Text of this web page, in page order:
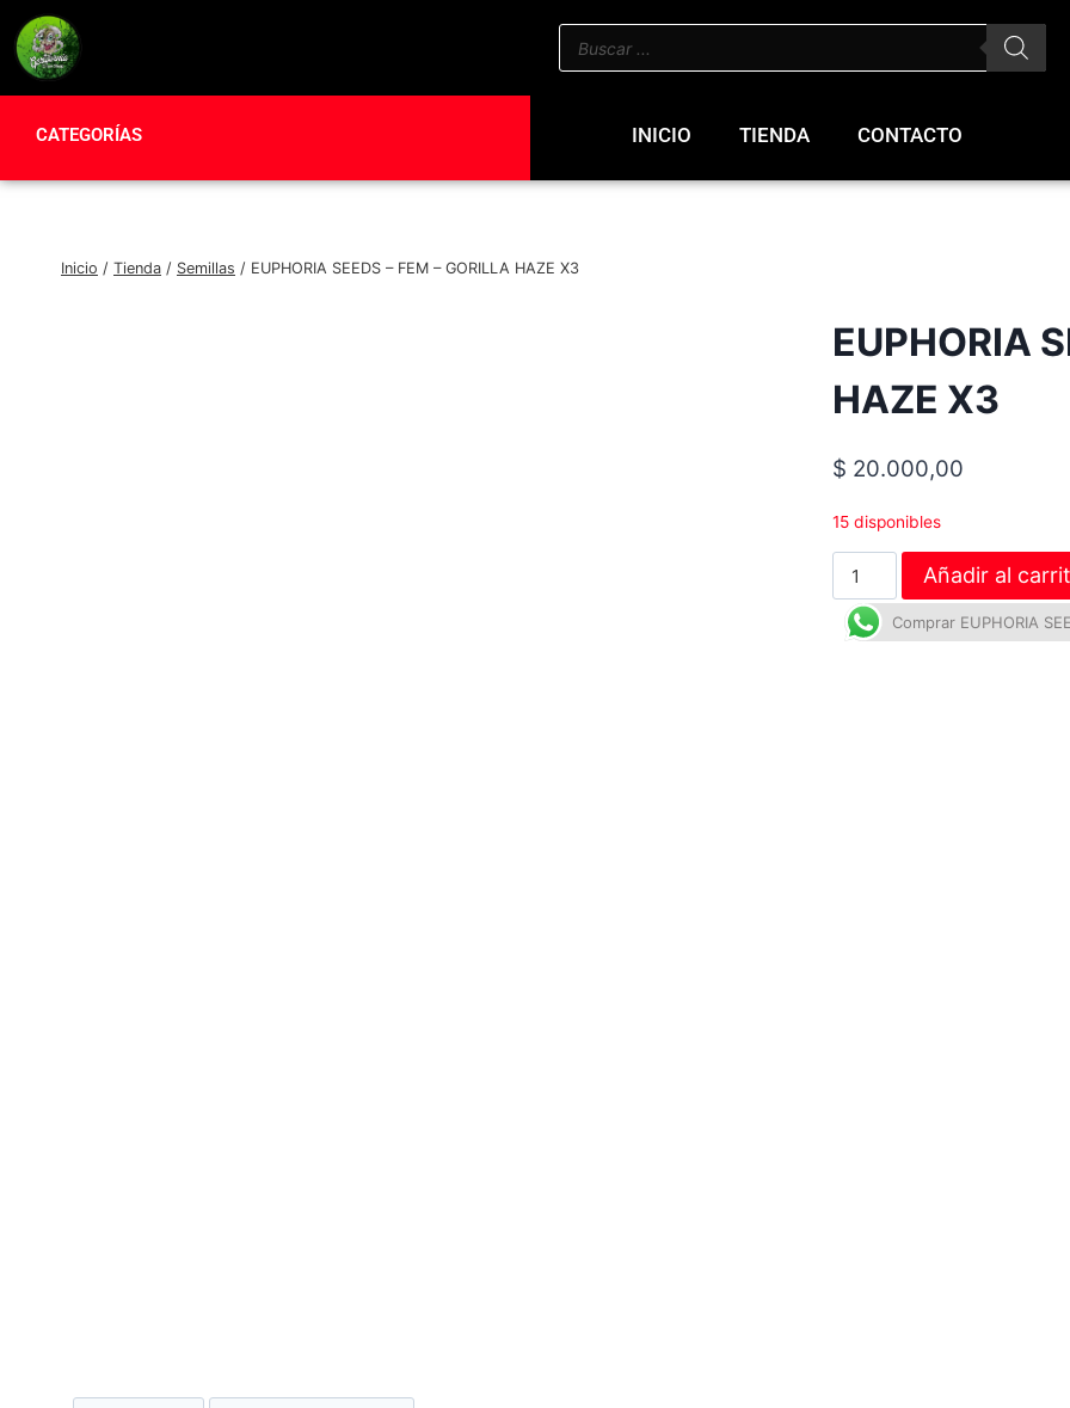
CATEGORÍAS INICIO TIENDA CONTACTO
Inicio / Tienda / Semillas / EUPHORIA SEEDS – FEM – GORILLA HAZE X3
EUPHORIA
HAZE X3
$ 20.000,00
15 disponibles
Añadir al
Comprar EUPHORIA